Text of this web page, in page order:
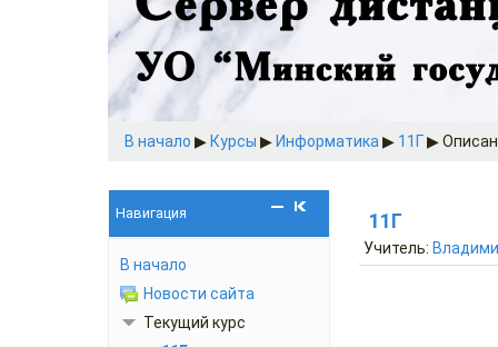
В начало ▶︎ Курсы ▶︎ Информатика ▶︎ 11Г▶︎
11Г
Учитель:
Навигация
В начало
Новости сайта
Текущий курс